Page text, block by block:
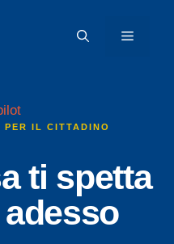
MENU
PER IL CITTADINO
ti spetta